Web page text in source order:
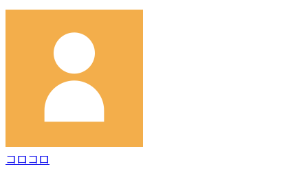
コロコロ